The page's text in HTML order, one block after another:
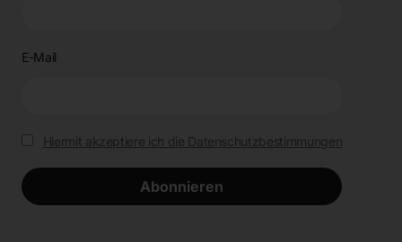
E-Mail
Hiermit akzeptiere ich die Datenschutzbestimmungen